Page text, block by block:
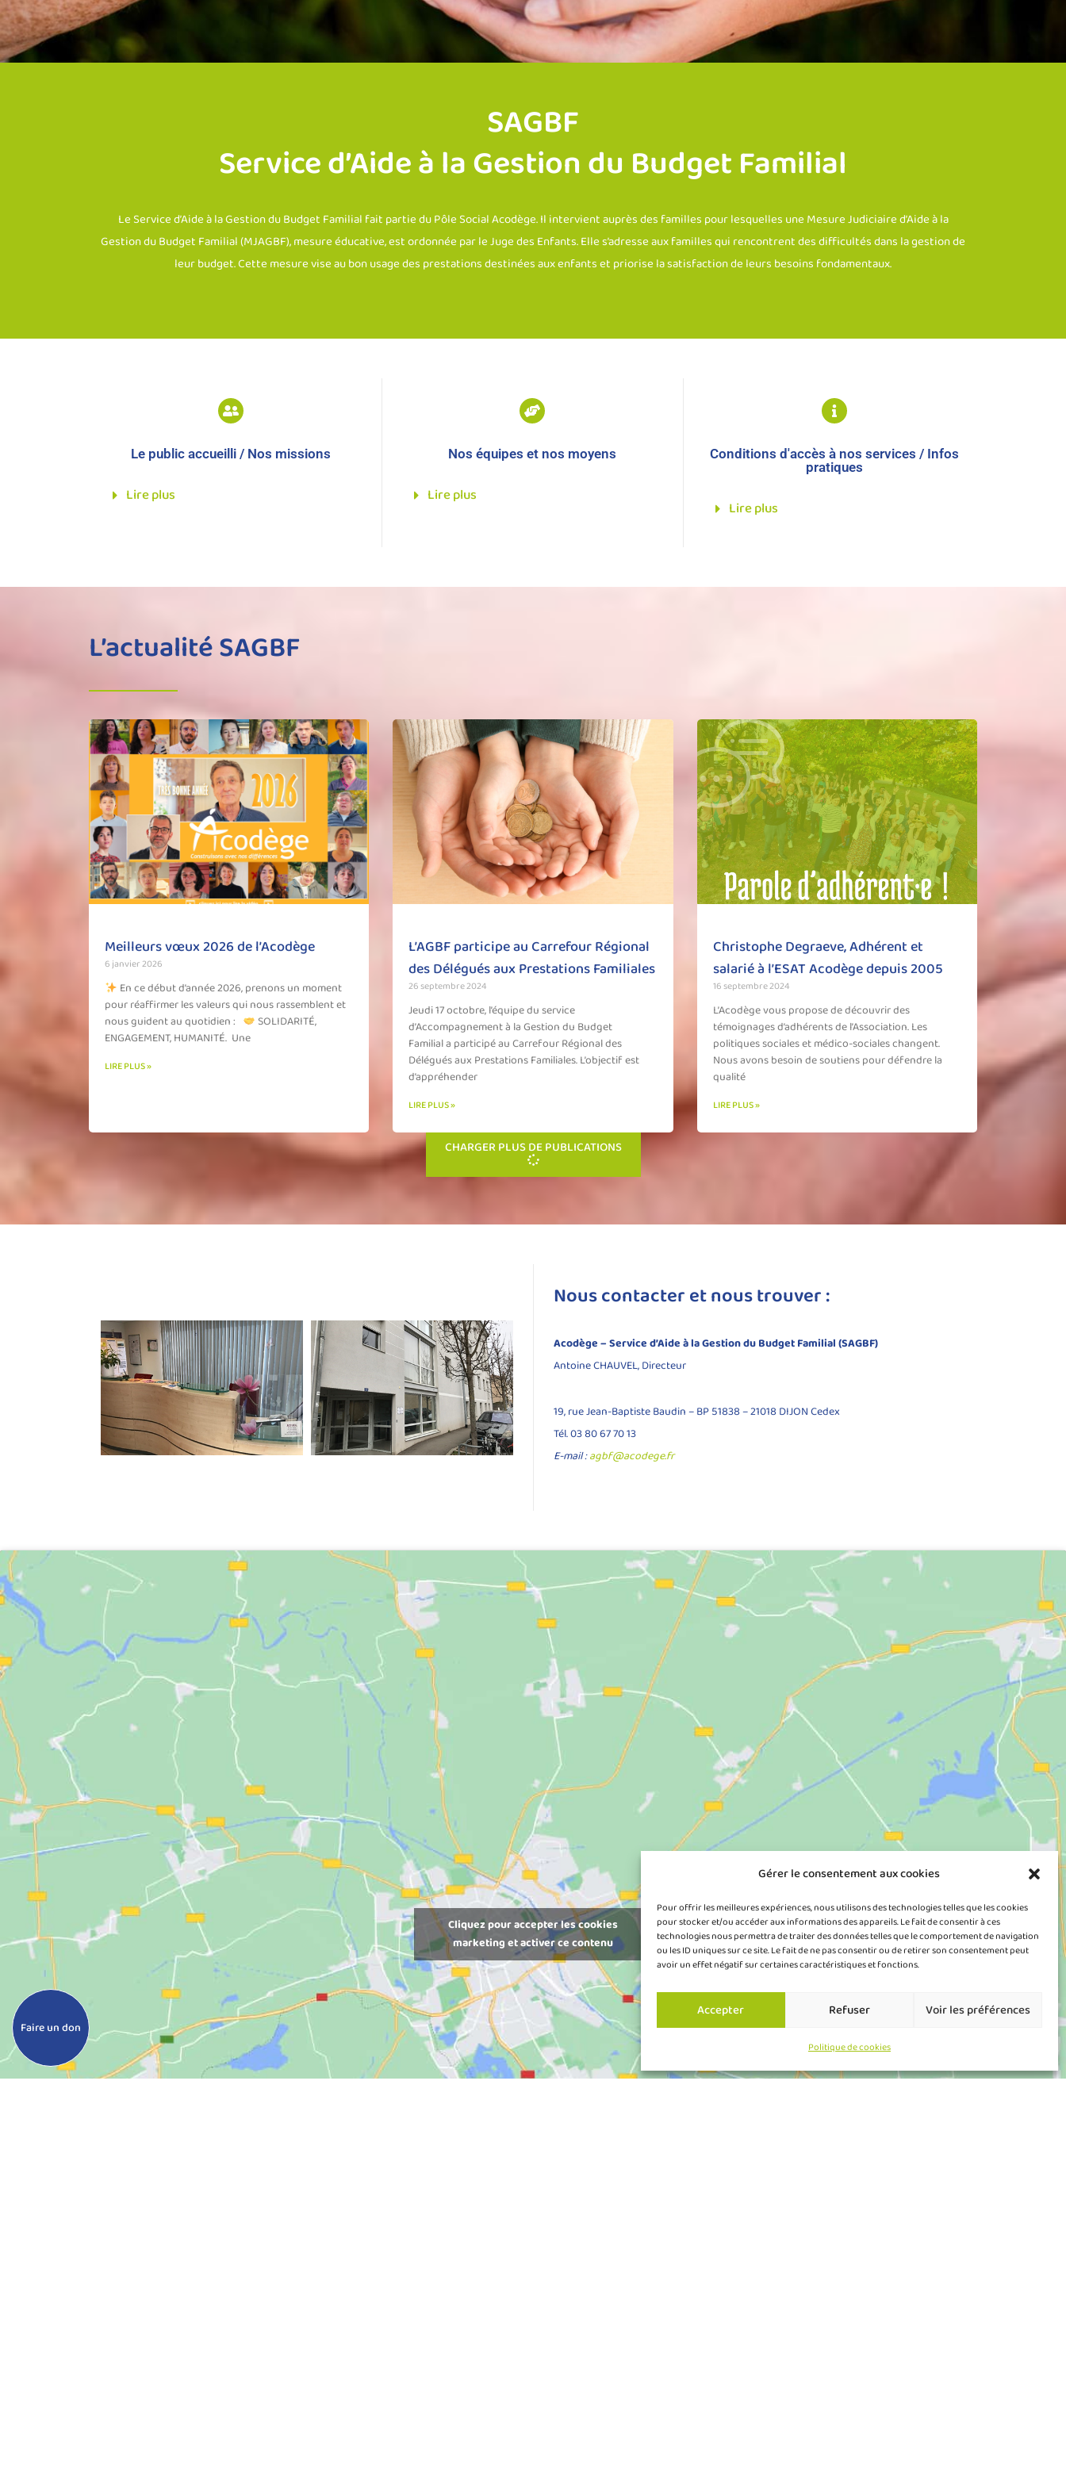
Gérer le consentement aux cookies
Pour offrir les meilleures expériences, nous utilisons des technologies telles que les cookies
pour stocker et/ou accéder aux informations des appareils. Le fait de consentir à ces
technologies nous permettra de traiter des données telles que le comportement de navigation
ou les ID uniques sur ce site. Le fait de ne pas consentir ou de retirer son consentement peut
avoir un effet négatif sur certaines caractéristiques et fonctions.
Accepter Refuser Voir les préférences
Politique de cookies
SAGBF
Service d’Aide à la Gestion du Budget Familial
Le Service d’Aide à la Gestion du Budget Familial fait partie du Pôle Social Acodège. Il intervient auprès des familles pour lesquelles une Mesure Judiciaire d’Aide à la
Gestion du Budget Familial (MJAGBF), mesure éducative, est ordonnée par le Juge des Enfants. Elle s’adresse aux familles qui rencontrent des difficultés dans la gestion de
leur budget. Cette mesure vise au bon usage des prestations destinées aux enfants et priorise la satisfaction de leurs besoins fondamentaux.
Le public accueilli / Nos missions
Lire plus
Nos équipes et nos moyens
Lire plus
Conditions d'accès à nos services / Infos
pratiques
Lire plus
L’actualité SAGBF
Meilleurs vœux 2026 de l’Acodège
6 janvier 2026
En ce début d’année 2026, prenons un moment
pour réaffirmer les valeurs qui nous rassemblent et
nous guident au quotidien :
SOLIDARITÉ,
ENGAGEMENT, HUMANITÉ. Une
LIRE PLUS »
L’AGBF participe au Carrefour Régional
des Délégués aux Prestations Familiales
26 septembre 2024
Jeudi 17 octobre, l’équipe du service
d’Accompagnement à la Gestion du Budget
Familial a participé au Carrefour Régional des
Délégués aux Prestations Familiales. L’objectif est
d’appréhender
LIRE PLUS »
Christophe Degraeve, Adhérent et
salarié à l’ESAT Acodège depuis 2005
16 septembre 2024
L’Acodège vous propose de découvrir des
témoignages d’adhérents de l’Association. Les
politiques sociales et médico-sociales changent.
Nous avons besoin de soutiens pour défendre la
qualité
LIRE PLUS »
CHARGER PLUS DE PUBLICATIONS
Nous contacter et nous trouver :
Acodège – Service d’Aide à la Gestion du Budget Familial (SAGBF)
Antoine CHAUVEL, Directeur
19, rue Jean-Baptiste Baudin – BP 51838 – 21018 DIJON Cedex
Tél. 03 80 67 70 13
E-mail :agbf@acodege.fr
Cliquez pour accepter les cookies
marketing et activer ce contenu
Faire un don